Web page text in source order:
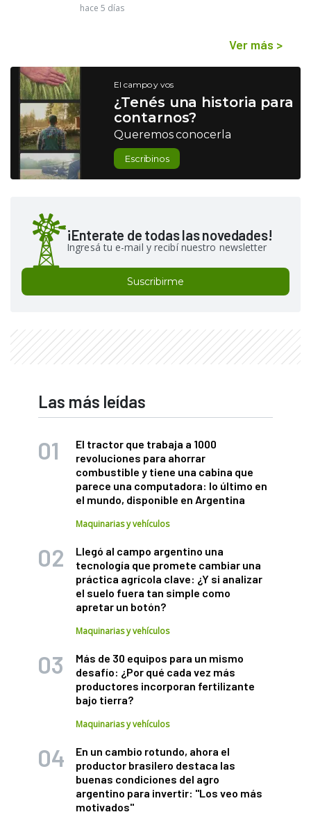
hace 5 días
Ver más >
El campo y vos
¿Tenés una historia para
contarnos?
Queremos conocerla
Escribinos
¡Enterate de todas las novedades!
Ingresá tu e-mail y recibí nuestro newsletter
Suscribirme
Las más leídas
El tractor que trabaja a 1000
revoluciones para ahorrar
combustible y tiene una cabina que
parece una computadora: lo último en
el mundo, disponible en Argentina
Maquinarias y vehículos
Llegó al campo argentino una
tecnología que promete cambiar una
práctica agrícola clave: ¿Y si analizar
el suelo fuera tan simple como
apretar un botón?
Maquinarias y vehículos
Más de 30 equipos para un mismo
desafío: ¿Por qué cada vez más
productores incorporan fertilizante
bajo tierra?
Maquinarias y vehículos
En un cambio rotundo, ahora el
productor brasilero destaca las
buenas condiciones del agro
argentino para invertir: "Los veo más
motivados"